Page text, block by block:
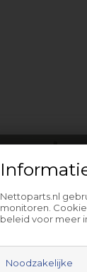
Nettoparts.nl
monitoren.
beleid voor meer
Noodzakelijke